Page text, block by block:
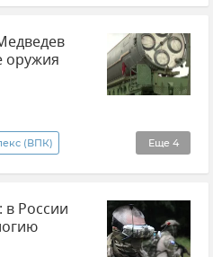
Россия
НАТО
оружия
Еще 4
(ВПК)
Россия
России